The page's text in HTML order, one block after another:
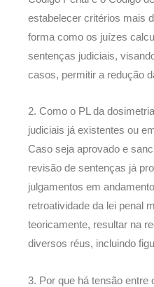
estabelecer critérios mais
forma como os juízes
sentenças judiciais,
casos, permitir a redução
2. Como o PL da
judiciais já existentes ou
Caso seja aprovado e
revisão de sentenças já
julgamentos em
retroatividade da lei penal
teoricamente, resultar na
diversos réus, incluindo
3. Por que há tensão entre